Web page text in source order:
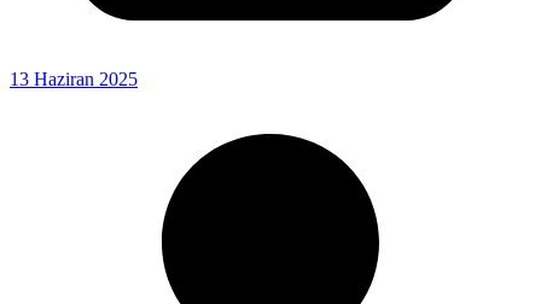
13 Haziran 2025